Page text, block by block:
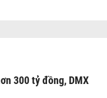
300 tỷ đồng, DMX